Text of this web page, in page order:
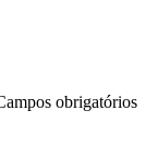
obrigatórios